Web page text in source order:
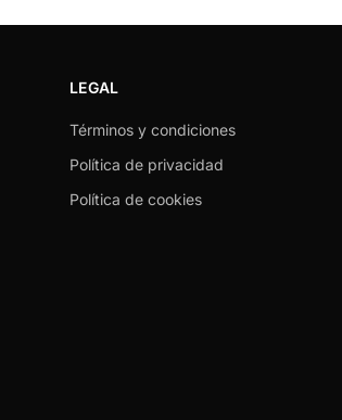
LEGAL
Términos y condiciones
Política de privacidad
Política de cookies